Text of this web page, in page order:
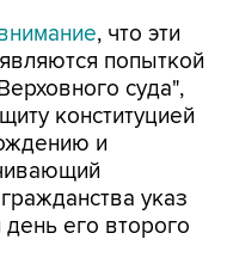
, что эти
попыткой
суда",
конституцией
и
указ
его второго